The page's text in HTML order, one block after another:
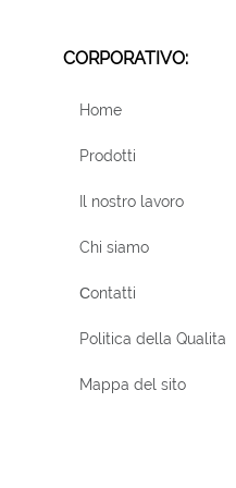
CORPORATIVO:
Home
Prodotti
Il nostro lavoro
Chi siamo
Сontatti
Politica della Qualita
Mappa del sito